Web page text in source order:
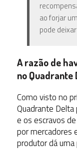
ao forjar
pode
A razão de
no Quadrante
Como visto no
Quadrante
e os escravos
por mercadores
produtor dá